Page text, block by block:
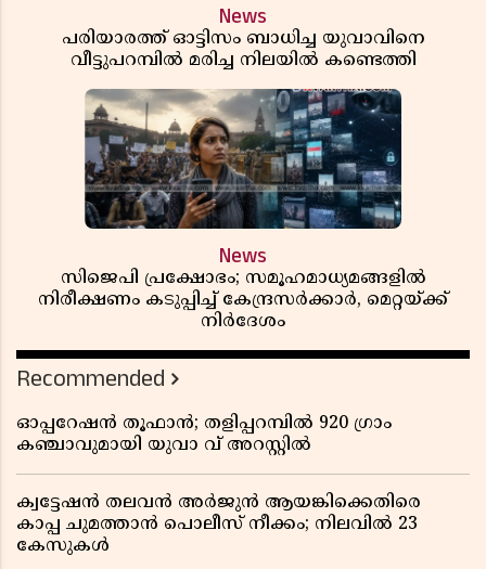
News
പരിയാരത്ത് ഓട്ടിസം ബാധിച്ച യുവാവിനെ
വീട്ടുപറമ്പിൽ മരിച്ച നിലയിൽ കണ്ടെത്തി
News
സിജെപി പ്രക്ഷോഭം; സമൂഹമാധ്യമങ്ങളിൽ
നിരീക്ഷണം കടുപ്പിച്ച് കേന്ദ്രസർക്കാർ, മെറ്റയ്ക്ക്
നിർദേശം
Recommended
ഓപ്പറേഷൻ തൂഫാൻ; തളിപ്പറമ്പിൽ 920 ഗ്രാം
കഞ്ചാവുമായി യുവാ വ് അറസ്റ്റിൽ
ക്വട്ടേഷൻ തലവൻ അർജുൻ ആയങ്കിക്കെതിരെ
കാപ്പ ചുമത്താൻ പൊലീസ് നീക്കം; നിലവിൽ 23
കേസുകൾ